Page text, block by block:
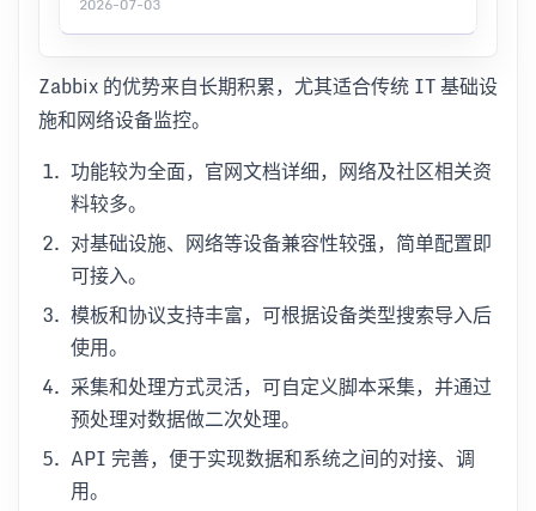
Zabbix 的优势来自长期积累，尤其适合传统 IT 基础设
施和网络设备监控。
功能较为全面，官网文档详细，网络及社区相关资
料较多。
对基础设施、网络等设备兼容性较强，简单配置即
可接入。
模板和协议支持丰富，可根据设备类型搜索导入后
使用。
采集和处理方式灵活，可自定义脚本采集，并通过
预处理对数据做二次处理。
API 完善，便于实现数据和系统之间的对接、调
用。